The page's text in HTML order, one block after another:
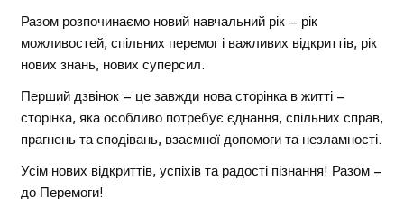
Разом розпочинаємо новий навчальний рік – рік
можливостей, спільних перемог і важливих відкриттів, рік
нових знань, нових суперсил.
Перший дзвінок – це завжди нова сторінка в житті –
сторінка, яка особливо потребує єднання, спільних справ,
прагнень та сподівань, взаємної допомоги та незламності.
Усім нових відкриттів, успіхів та радості пізнання! Разом –
до Перемоги!